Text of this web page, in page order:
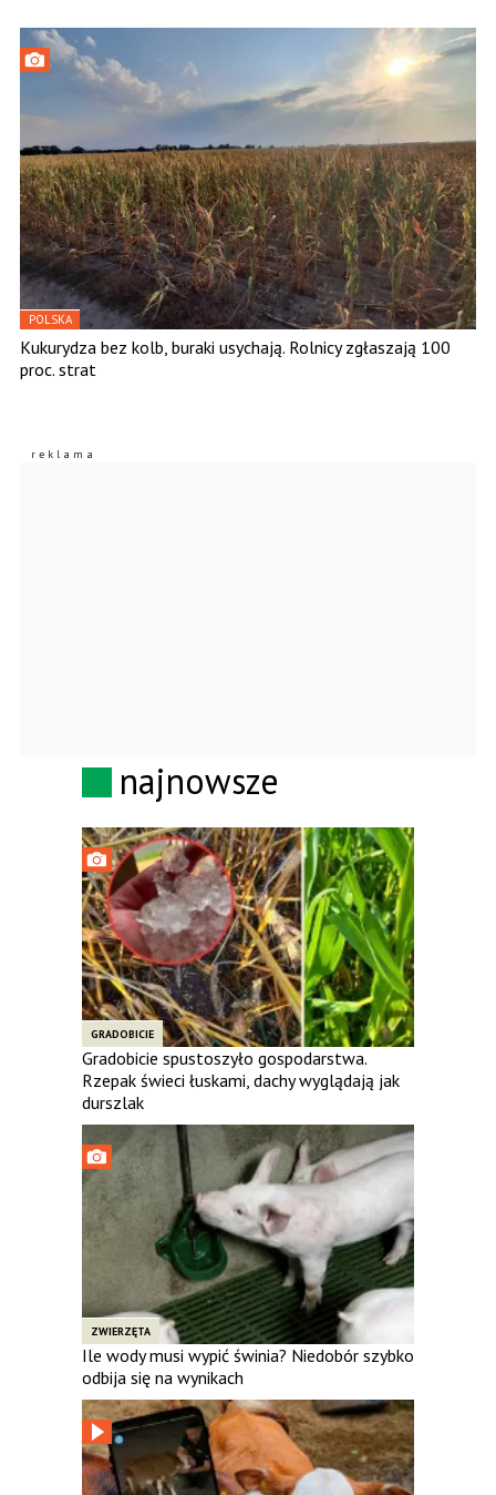
POLSKA
Kukurydza bez kolb, buraki usychają. Rolnicy zgłaszają 100
proc. strat
najnowsze
GRADOBICIE
Gradobicie spustoszyło gospodarstwa.
Rzepak świeci łuskami, dachy wyglądają jak
durszlak
ZWIERZĘTA
Ile wody musi wypić świnia? Niedobór szybko
odbija się na wynikach